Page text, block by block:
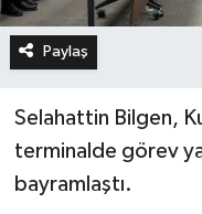
Paylaş
Selahattin Bilgen,
terminalde görev
bayramlaştı.